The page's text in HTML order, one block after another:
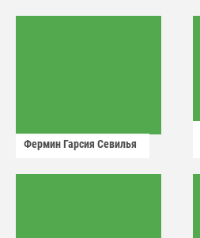
Фермин Гарсия Севилья